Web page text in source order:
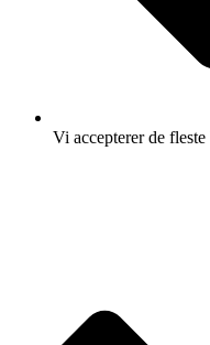
Vi accepterer de